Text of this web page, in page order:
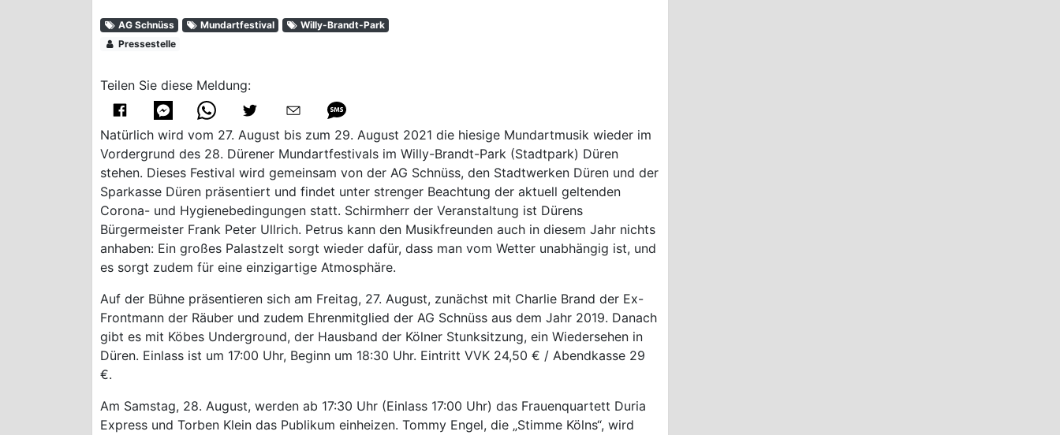
AG Schnüss Mundartfestival
Willy-Brandt-Park
Pressestelle
Teilen Sie diese Meldung:
Natürlich wird vom 27. August bis zum 29. August 2021 die hiesige Mundartmusik wieder im
Vordergrund des 28. Dürener Mundartfestivals im Willy-Brandt-Park (Stadtpark) Düren
stehen. Dieses Festival wird gemeinsam von der AG Schnüss, den Stadtwerken Düren und der
Sparkasse Düren präsentiert und findet unter strenger Beachtung der aktuell geltenden
Corona- und Hygienebedingungen statt. Schirmherr der Veranstaltung ist Dürens
Bürgermeister Frank Peter Ullrich. Petrus kann den Musikfreunden auch in diesem Jahr nichts
anhaben: Ein großes Palastzelt sorgt wieder dafür, dass man vom Wetter unabhängig ist, und
es sorgt zudem für eine einzigartige Atmosphäre.
Auf der Bühne präsentieren sich am Freitag, 27. August, zunächst mit Charlie Brand der Ex-
Frontmann der Räuber und zudem Ehrenmitglied der AG Schnüss aus dem Jahr 2019. Danach
gibt es mit Köbes Underground, der Hausband der Kölner Stunksitzung, ein Wiedersehen in
Düren. Einlass ist um 17:00 Uhr, Beginn um 18:30 Uhr. Eintritt VVK 24,50 € / Abendkasse 29
€.
Am Samstag, 28. August, werden ab 17:30 Uhr (Einlass 17:00 Uhr) das Frauenquartett Duria
Express und Torben Klein das Publikum einheizen. Tommy Engel, die „Stimme Kölns“, wird